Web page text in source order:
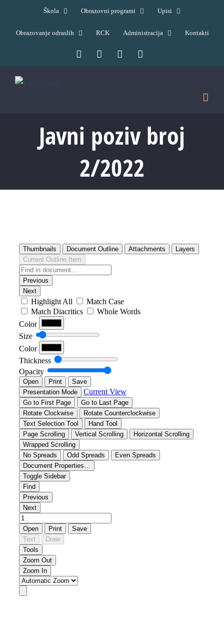
content
Škola Obrazovni programi Upisi
Obrazovanje odraslih RCK Administracija Kontakti
FacebookYouTube
Javni poziv broj
2/2022